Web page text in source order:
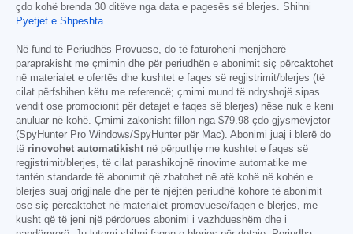
çdo kohë brenda 30 ditëve nga data e pagesës së blerjes. Shihni
Pyetjet e Shpeshta.
Në fund të Periudhës Provuese, do të faturoheni menjëherë
paraprakisht me çmimin dhe për periudhën e abonimit siç përcaktohet
në materialet e ofertës dhe kushtet e faqes së regjistrimit/blerjes (të
cilat përfshihen këtu me referencë; çmimi mund të ndryshojë sipas
vendit ose promocionit për detajet e faqes së blerjes) nëse nuk e keni
anuluar në kohë. Çmimi zakonisht fillon nga $79.98 çdo gjysmëvjetor
(SpyHunter Pro Windows/SpyHunter për Mac). Abonimi juaj i blerë do
të rinovohet automatikisht në përputhje me kushtet e faqes së
regjistrimit/blerjes, të cilat parashikojnë rinovime automatike me
tarifën standarde të abonimit që zbatohet në atë kohë në kohën e
blerjes suaj origjinale dhe për të njëjtën periudhë kohore të abonimit
ose siç përcaktohet në materialet promovuese/faqen e blerjes, me
kusht që të jeni një përdorues abonimi i vazhdueshëm dhe i